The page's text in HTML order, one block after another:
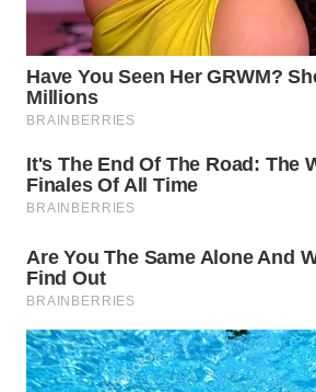
SAMOSIR
WN
PADANG
LAWAS
WN
SUMEDANG
WN
CIANJUR
WN
KEPULAUAN
SERIBU